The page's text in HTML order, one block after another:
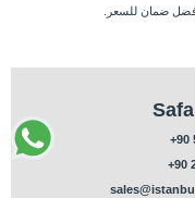
ضمان للسعر.
+90
+90